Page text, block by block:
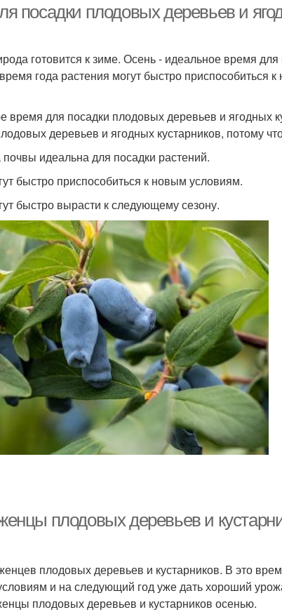
посадки плодовых деревьев и
готовится к зиме. Осень - идеальное время
года растения могут быстро приспособиться
время для посадки плодовых деревьев и ягодных
деревьев и ягодных кустарников, потому
идеальна для посадки растений.
быстро приспособиться к новым условиям.
быстро вырасти к следующему сезону.
плодовых деревьев и
плодовых деревьев и кустарников. В это
и на следующий год уже дать хороший
плодовых деревьев и кустарников осенью.